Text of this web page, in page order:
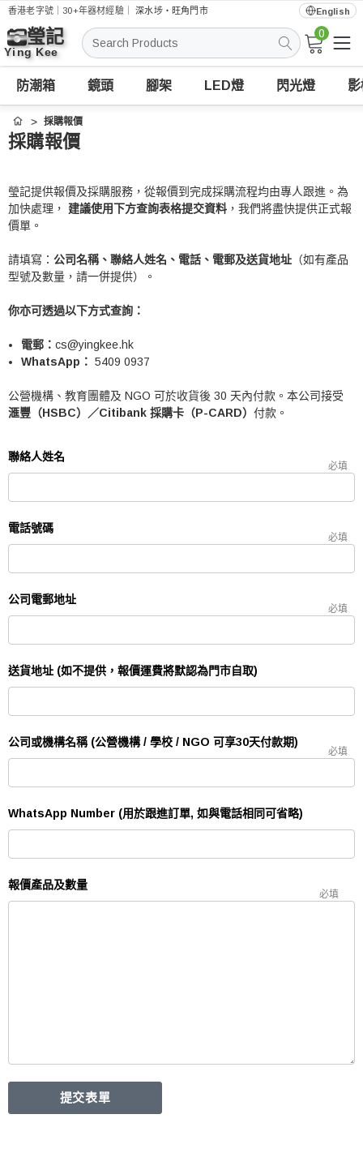
香港老字號｜30+年器材經驗｜深水埗・旺角門市 English
搜
索
0
防潮箱 鏡頭 腳架 LED燈 閃光燈
首頁 採購報價
採購報價
瑩記提供報價及採購服務，從報價到完成採購流程均由專人跟進。為
加快處理， 建議使用下方查詢表格提交資料 ，我們將盡快提供正式報
價單。
請填寫： 公司名稱、聯絡人姓名、電話、電郵及送貨地址 （如有產品
型號及數量，請一併提供）。
你亦可透過以下方式查詢：
電郵：cs@yingkee.hk
WhatsApp： 5409 0937
公營機構、教育團體及 NGO 可於收貨後 30 天內付款。本公司接受
滙豐（HSBC）／Citibank 採購卡（P-CARD） 付款。
聯絡人姓名
必填
電話號碼
必填
公司電郵地址
必填
送貨地址 (如不提供，報價運費將默認為門市自取)
公司或機構名稱 (公營機構 / 學校 / NGO 可享30天付款期)
必填
WhatsApp Number (用於跟進訂單, 如與電話相同可省略)
報價產品及數量
必填